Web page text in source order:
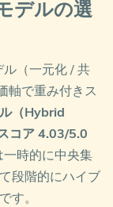
27%（6
Rebuild
む）
〜6 ヶ月、
→ Phase
格移行、DC
、
ィブ新規）
デルの選
ル（一元化 / 共
軸で重み付きス
（Hybrid
コア 4.03/5.0
一時的に中央集
段階的にハイブ
す。